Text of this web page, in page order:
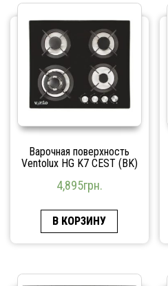
Варочная поверхность
Ventolux HG K7 CEST (BK)
4,895грн.
В КОРЗИНУ